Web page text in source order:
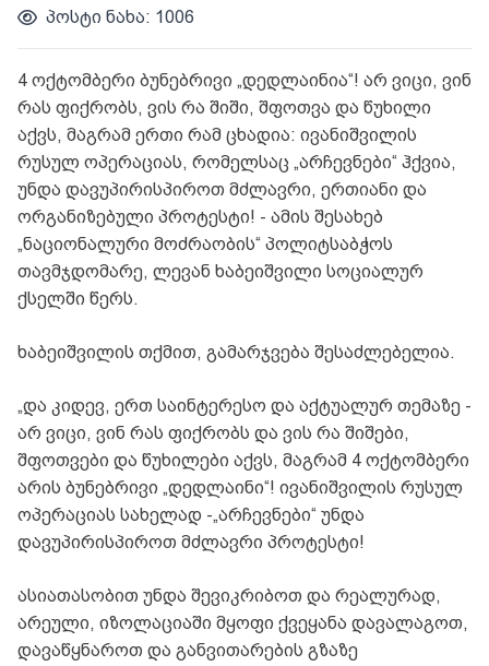
პოსტი ნახა: 1006
4 ოქტომბერი ბუნებრივი „დედლაინია“! არ ვიცი, ვინ
რას ფიქრობს, ვის რა შიში, შფოთვა და წუხილი
აქვს, მაგრამ ერთი რამ ცხადია: ივანიშვილის
რუსულ ოპერაციას, რომელსაც „არჩევნები“ ჰქვია,
უნდა დავუპირისპიროთ მძლავრი, ერთიანი და
ორგანიზებული პროტესტი! - ამის შესახებ
„ნაციონალური მოძრაობის“ პოლიტსაბჭოს
თავმჯდომარე, ლევან ხაბეიშვილი სოციალურ
ქსელში წერს.
ხაბეიშვილის თქმით, გამარჯვება შესაძლებელია.
„და კიდევ, ერთ საინტერესო და აქტუალურ თემაზე -
არ ვიცი, ვინ რას ფიქრობს და ვის რა შიშები,
შფოთვები და წუხილები აქვს, მაგრამ 4 ოქტომბერი
არის ბუნებრივი „დედლაინი“! ივანიშვილის რუსულ
ოპერაციას სახელად -„არჩევნები“ უნდა
დავუპირისპიროთ მძლავრი პროტესტი!
ასიათასობით უნდა შევიკრიბოთ და რეალურად,
არეული, იზოლაციაში მყოფი ქვეყანა დავალაგოთ,
დავაწყნაროთ და განვითარების გზაზე